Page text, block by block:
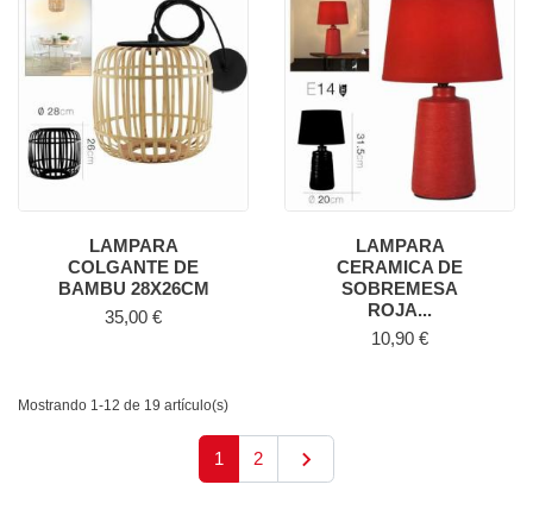
LAMPARA
COLGANTE DE
BAMBU 28X26CM
Precio
35,00 €
LAMPARA
CERAMICA DE
SOBREMESA
ROJA...
Precio
10,90 €
Mostrando 1-12 de 19 artículo(s)
1 2 Siguiente
